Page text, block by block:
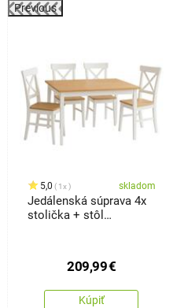
Previous
5,0 1x skladom
Jedálenská súprava 4x
stolička + stôl
209,99€
Kúpiť